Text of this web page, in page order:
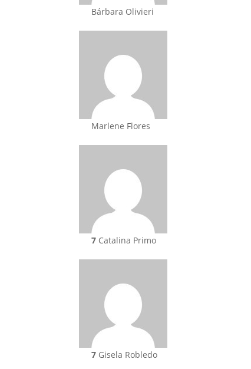
Bárbara Olivieri
Marlene Flores
7 Catalina Primo
7 Gisela Robledo